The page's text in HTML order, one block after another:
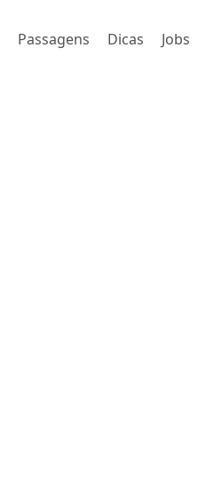
Passagens Dicas Jobs